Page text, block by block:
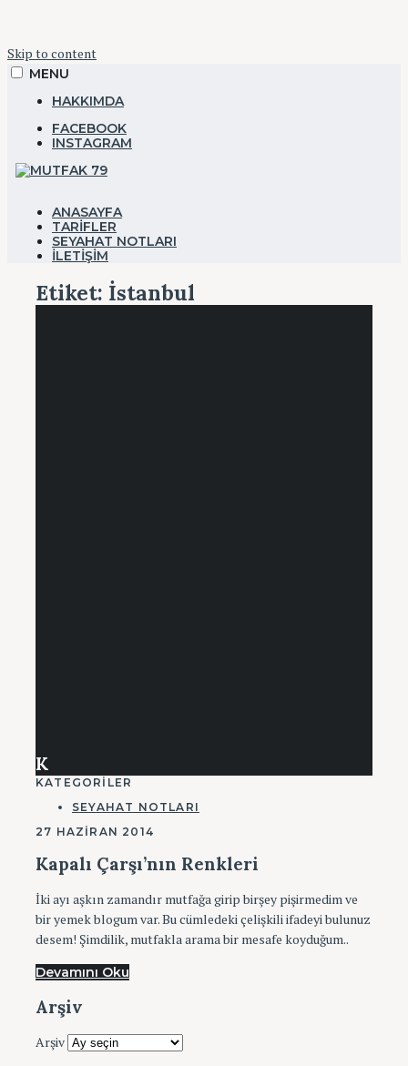
Skip to content
MENU
HAKKIMDA
FACEBOOK
INSTAGRAM
Mutfak 79
YEMEK&SEYAHAT
ANASAYFA
TARIFLER
SEYAHAT NOTLARI
İLETIŞIM
Etiket: İstanbul
K
KATEGORILER
SEYAHAT NOTLARI
27 HAZIRAN 2014
Kapalı Çarşı’nın Renkleri
İki ayı aşkın zamandır mutfağa girip birşey pişirmedim ve
bir yemek blogum var. Bu cümledeki çelişkili ifadeyi bulunuz
desem! Şimdilik, mutfakla arama bir mesafe koyduğum..
Devamını Oku
Arşiv
Arşiv